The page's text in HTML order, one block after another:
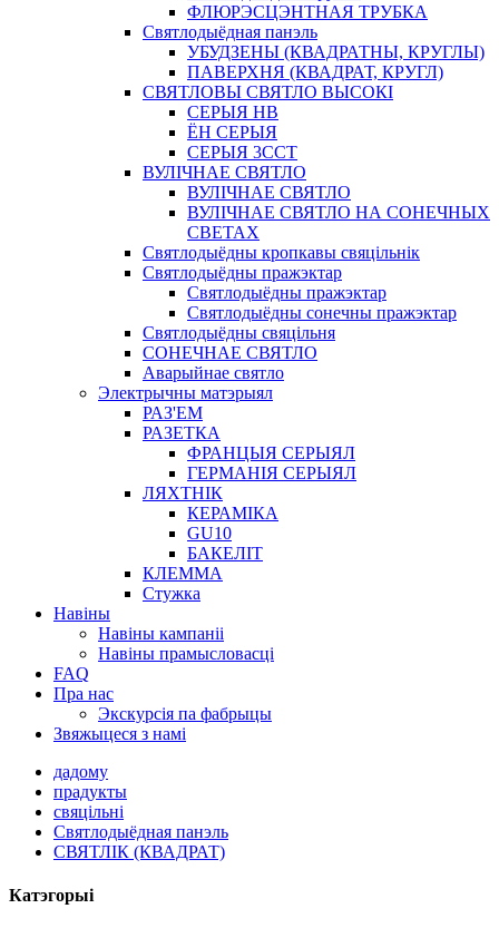
ФЛЮРЭСЦЭНТНАЯ ТРУБКА
Святлодыёдная панэль
УБУДЗЕНЫ (КВАДРАТНЫ, КРУГЛЫ)
ПАВЕРХНЯ (КВАДРАТ, КРУГЛ)
СВЯТЛОВЫ СВЯТЛО ВЫСОКІ
СЕРЫЯ HB
ЁН СЕРЫЯ
СЕРЫЯ 3CCT
ВУЛІЧНАЕ СВЯТЛО
ВУЛІЧНАЕ СВЯТЛО
ВУЛІЧНАЕ СВЯТЛО НА СОНЕЧНЫХ
СВЕТАХ
Святлодыёдны кропкавы свяцільнік
Святлодыёдны пражэктар
Святлодыёдны пражэктар
Святлодыёдны сонечны пражэктар
Святлодыёдны свяцільня
СОНЕЧНАЕ СВЯТЛО
Аварыйнае святло
Электрычны матэрыял
РАЗ'ЕМ
РАЗЕТКА
ФРАНЦЫЯ СЕРЫЯЛ
ГЕРМАНІЯ СЕРЫЯЛ
ЛЯХТНІК
КЕРАМІКА
GU10
БАКЕЛІТ
КЛЕММА
Стужка
Навіны
Навіны кампаніі
Навіны прамысловасці
FAQ
Пра нас
Экскурсія па фабрыцы
Звяжыцеся з намі
дадому
прадукты
свяцільні
Святлодыёдная панэль
СВЯТЛІК (КВАДРАТ)
Катэгорыі